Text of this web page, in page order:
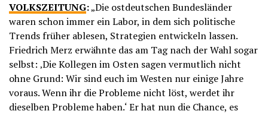
VOLKSZEITUNG:„Die ostdeutschen Bundesländer
waren schon immer ein Labor, in dem sich politische
Trends früher ablesen, Strategien entwickeln lassen.
Friedrich Merz erwähnte das am Tag nach der Wahl sogar
selbst: ‚Die Kollegen im Osten sagen vermutlich nicht
ohne Grund: Wir sind euch im Westen nur einige Jahre
voraus. Wenn ihr die Probleme nicht löst, werdet ihr
dieselben Probleme haben.‘ Er hat nun die Chance, es